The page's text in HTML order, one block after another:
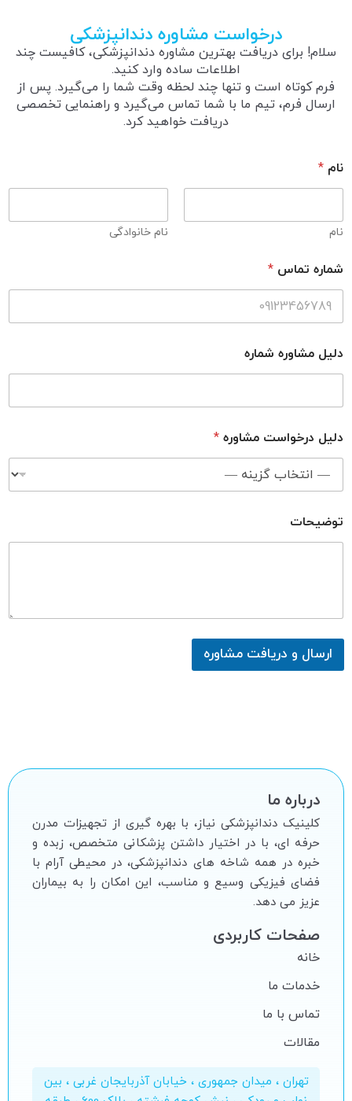
درخواست مشاوره دندانپزشکی
سلام! برای دریافت بهترین مشاوره دندانپزشکی، کافیست چند
اطلاعات ساده وارد کنید.
فرم کوتاه است و تنها چند لحظه وقت شما را می‌گیرد. پس از
ارسال فرم، تیم ما با شما تماس می‌گیرد و راهنمایی تخصصی
دریافت خواهید کرد.
نام *
نام نام خانوادگی
شماره تماس *
دلیل مشاوره شماره
دلیل درخواست مشاوره *
توضیحات
ارسال و دریافت مشاوره
درباره ما
کلینیک دندانپزشکی نیاز، با بهره گیرى از تجهیزات مدرن
حرفه اى، با در اختیار داشتن پزشکانى متخصص، زبده و
خبره در همه شاخه هاى دندانپزشکى، در محیطى آرام با
فضاى فیزیکى وسیع و مناسب، این امکان را به بیماران
عزیز مى دهد.
صفحات کاربردی
خانه
خدمات ما
تماس با ما
مقالات
تهران ، میدان جمهوری ، خیابان آذربایجان غربی ، بین